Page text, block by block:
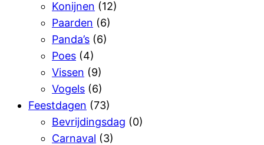
Konijnen (12)
Paarden (6)
Panda’s (6)
Poes (4)
Vissen (9)
Vogels (6)
Feestdagen (73)
Bevrijdingsdag (0)
Carnaval (3)